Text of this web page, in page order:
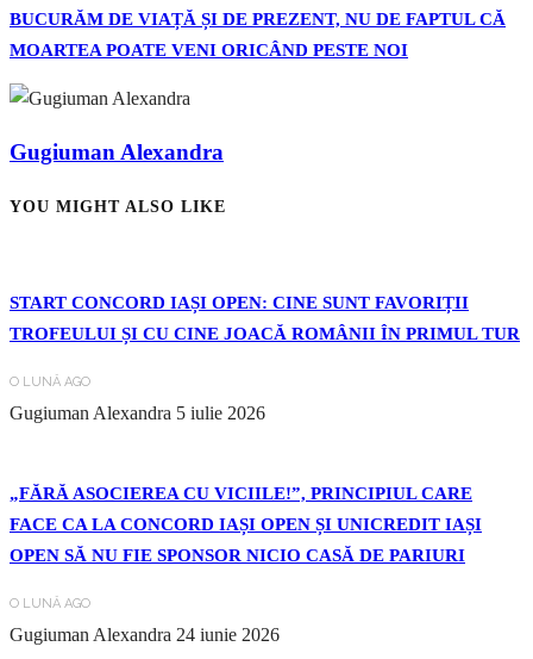
BUCURĂM DE VIAȚĂ ȘI DE PREZENT, NU DE FAPTUL CĂ
MOARTEA POATE VENI ORICÂND PESTE NOI
Gugiuman Alexandra
YOU MIGHT ALSO LIKE
START CONCORD IAȘI OPEN: CINE SUNT FAVORIȚII
TROFEULUI ȘI CU CINE JOACĂ ROMÂNII ÎN PRIMUL TUR
O LUNĂ AGO
Gugiuman Alexandra 5 iulie 2026
„FĂRĂ ASOCIEREA CU VICIILE!”, PRINCIPIUL CARE
FACE CA LA CONCORD IAȘI OPEN ȘI UNICREDIT IAȘI
OPEN SĂ NU FIE SPONSOR NICIO CASĂ DE PARIURI
O LUNĂ AGO
Gugiuman Alexandra 24 iunie 2026